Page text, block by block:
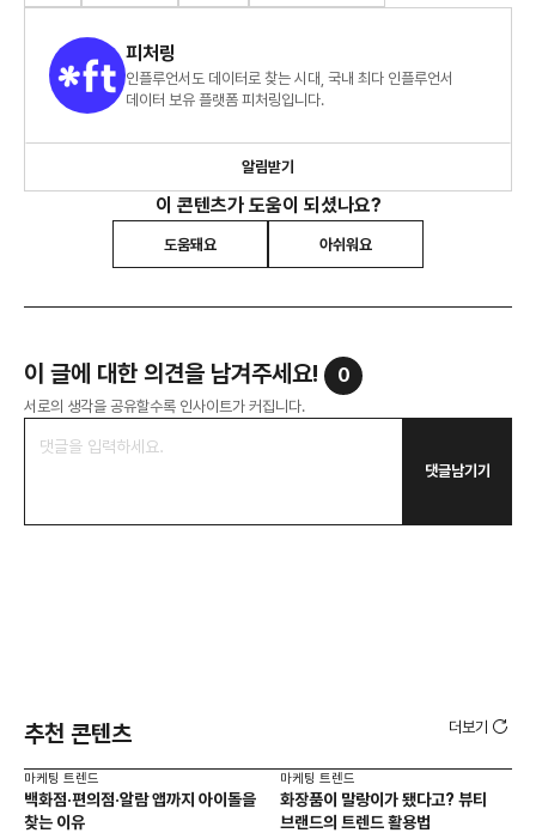
피처링
인플루언서도 데이터로 찾는 시대, 국내 최다 인플루언서
데이터 보유 플랫폼 피처링입니다.
알림받기
이 콘텐츠가 도움이 되셨나요?
도움돼요 아쉬워요
이 글에 대한 의견을 남겨주세요! 0
서로의 생각을 공유할수록 인사이트가 커집니다.
댓글남기기
추천 콘텐츠 더보기
마케팅 트렌드
백화점·편의점·알람 앱까지 아이돌을
찾는 이유
마케팅 트렌드
화장품이 말랑이가 됐다고? 뷰티
브랜드의 트렌드 활용법